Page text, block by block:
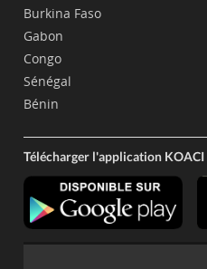
Burkina Faso
Gabon
Congo
Sénégal
Bénin
Télécharger l'application KOACI